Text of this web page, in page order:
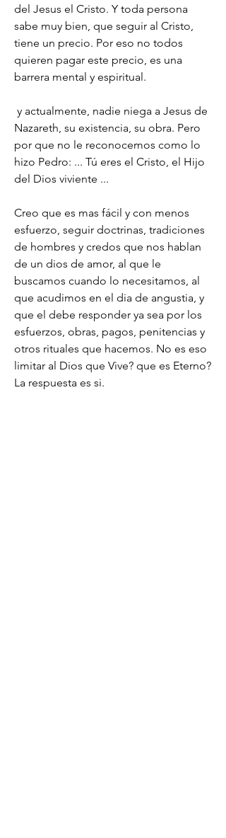
del Jesus el Cristo. Y toda persona
sabe muy bien, que seguir al Cristo,
tiene un precio. Por eso no todos
quieren pagar este precio, es una
barrera mental y espiritual.
Nazareth, su existencia, su obra. Pero
por que no le reconocemos como lo
hizo Pedro: ... Tú eres el Cristo, el Hijo
del Dios viviente ...
Creo que es mas fácil y con menos
esfuerzo, seguir doctrinas, tradiciones
de hombres y credos que nos hablan
de un dios de amor, al que le
buscamos cuando lo necesitamos, al
que acudimos en el dia de angustia, y
que el debe responder ya sea por los
esfuerzos, obras, pagos, penitencias y
otros rituales que hacemos. No es eso
limitar al Dios que Vive? que es Eterno?
La respuesta es si.